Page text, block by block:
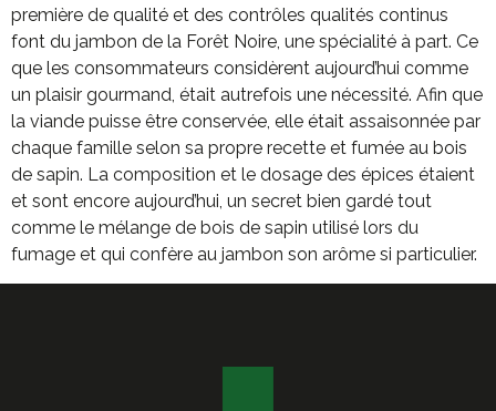
première de qualité et des contrôles qualités continus
font du jambon de la Forêt Noire, une spécialité à part. Ce
que les consommateurs considèrent aujourd’hui comme
un plaisir gourmand, était autrefois une nécessité. Afin que
la viande puisse être conservée, elle était assaisonnée par
chaque famille selon sa propre recette et fumée au bois
de sapin. La composition et le dosage des épices étaient
et sont encore aujourd’hui, un secret bien gardé tout
comme le mélange de bois de sapin utilisé lors du
fumage et qui confère au jambon son arôme si particulier.